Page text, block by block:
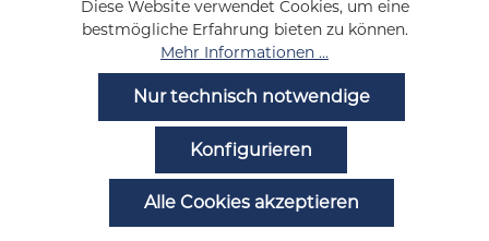
Tabakerhitzer
Zigarren
Zigarillos
Diese Website verwendet Cookies, um eine
bestmögliche Erfahrung bieten zu können.
Mehr Informationen ...
Nur technisch notwendige
Konfigurieren
Alle Cookies akzeptieren